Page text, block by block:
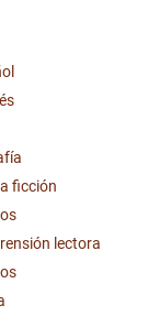
ficción
lectora